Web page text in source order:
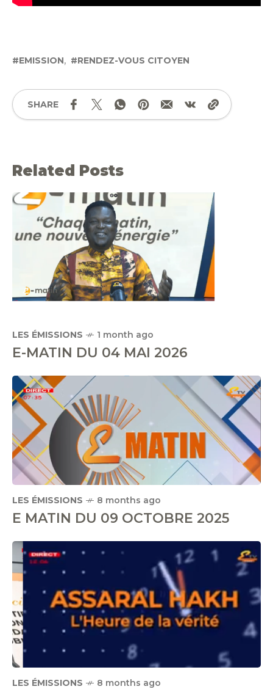
EMISSION RENDEZ-VOUS CITOYEN
SHARE
Related Posts
LES ÉMISSIONS 1 month ago
E-MATIN DU 04 MAI 2026
LES ÉMISSIONS 8 months ago
E MATIN DU 09 OCTOBRE 2025
LES ÉMISSIONS 8 months ago